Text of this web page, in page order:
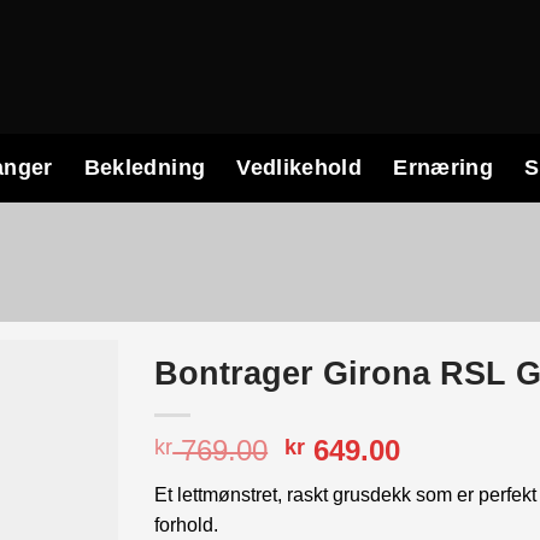
Bekledning Vedlikehold Ernæring
Bontrager Girona RSL
kr769.00 Opprinnelig
var:
kr 649.00
er:
Et lettmønstret, raskt grusdekk som er
forhold.